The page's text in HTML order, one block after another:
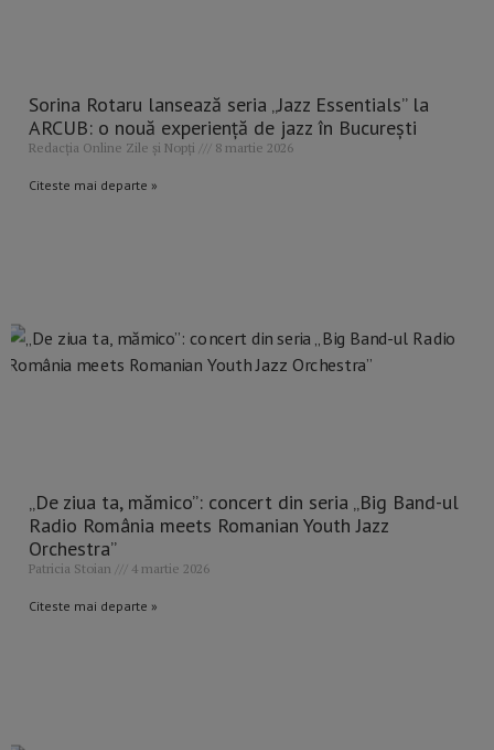
Sorina Rotaru lansează seria „Jazz Essentials” la
ARCUB: o nouă experiență de jazz în București
Redacția Online Zile și Nopți 8 martie 2026
Citeste mai departe »
„De ziua ta, mămico”: concert din seria „Big Band-ul
Radio România meets Romanian Youth Jazz
Orchestra”
Patricia Stoian 4 martie 2026
Citeste mai departe »